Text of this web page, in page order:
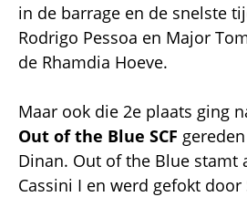
in de barrage en de snelste
Rodrigo Pessoa en Major
de Rhamdia Hoeve.
Maar ook die 2e plaats ging
Out of the Blue SCF
Dinan. Out of the Blue stamt
Cassini I en werd gefokt door